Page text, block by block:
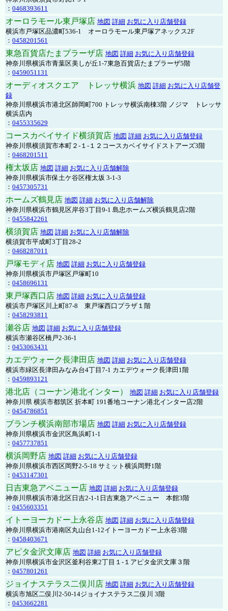
： 0468393611
オーロラモール東戸塚店 地図 詳細 お気に入り店舗登録
横浜市戸塚区品濃町536-1 オーロラモール東戸塚アネックス2F
： 0458201561
東急百貨店たまプラーザ店 地図 詳細 お気に入り店舗登録
神奈川県横浜市青葉区美しが丘1-7東急百貨店たまプラーザ5階
： 0459051131
オーディオスクエア トレッサ横浜 地図 詳細 お気に入り店舗登
録
神奈川県横浜市港北区師岡町700 トレッサ横浜南棟3階 ノジマ トレッサ
横浜店内
： 0455335629
コースカベイサイド横須賀店 地図 詳細 お気に入り店舗登録
神奈川県横須賀市本町２-１-１２コースカベイサイドストアーズ3階
： 0468201511
権太坂店 地図 詳細 お気に入り店舗解除
神奈川県横浜市保土ケ谷区権太坂 3-1-3
： 0457305731
ホームズ鶴見店 地図 詳細 お気に入り店舗解除
神奈川県横浜市鶴見区岸谷3丁目9-1 島忠ホームズ横浜鶴見店2階
： 0455842261
横須賀店 地図 詳細 お気に入り店舗解除
横須賀市平成町3丁目28-2
： 0468287011
戸塚モディ店 地図 詳細 お気に入り店舗登録
神奈川県横浜市戸塚区戸塚町10
： 0458696131
東戸塚西口店 地図 詳細 お気に入り店舗登録
横浜市戸塚区川上町87-8 東戸塚西口プラザ１階
： 0458293811
瀬谷店 地図 詳細 お気に入り店舗登録
横浜市瀬谷区橋戸2-36-1
： 0453063431
カエデウォーク長津田店 地図 詳細 お気に入り店舗登録
横浜市緑区長津田みなみ台4丁目7-1 カエデウォーク長津田1階
： 0459893121
港北店（コーナン港北インター） 地図 詳細 お気に入り店舗登録
神奈川県 横浜市都筑区 折本町 191番地コーナン港北インター店2階
： 0454786851
ブランチ横浜南部市場店 地図 詳細 お気に入り店舗登録
神奈川県横浜市金沢区鳥浜町1-1
： 0457737851
横浜岡野店 地図 詳細 お気に入り店舗登録
神奈川県横浜市西区岡野2-5-18 サミット横浜岡野1階
： 0453147301
日吉東急アベニュー店 地図 詳細 お気に入り店舗登録
神奈川県横浜市港北区日吉2-1-1日吉東急アベニュー 本館3階
： 0455603351
イトーヨーカドー上永谷店 地図 詳細 お気に入り店舗登録
神奈川県横浜市港南区丸山台1-12イトーヨーカドー上永谷3階
： 0458403671
アピタ金沢文庫店 地図 詳細 お気に入り店舗登録
神奈川県横浜市金沢区釜利谷東2丁目１-１アピタ金沢文庫３階
： 0457801261
ジョイナステラス二俣川店 地図 詳細 お気に入り店舗登録
横浜市旭区二俣川2-50-14ジョイナステラス二俣川 3階
： 0453662281